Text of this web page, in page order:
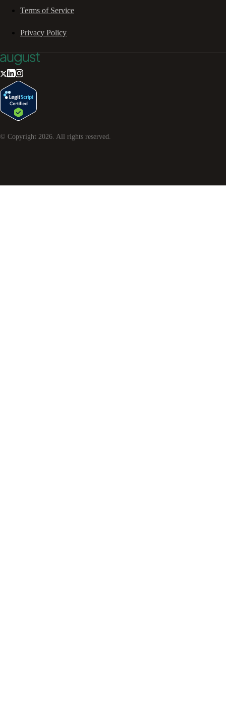
Terms of Service
Privacy Policy
© Copyright 2026 . All rights reserved.